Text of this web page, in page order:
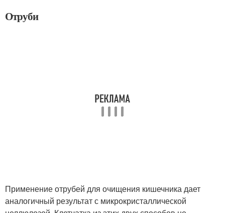
Отруби
Применение отрубей для очищения кишечника дает
аналогичный результат с микрокристаллической